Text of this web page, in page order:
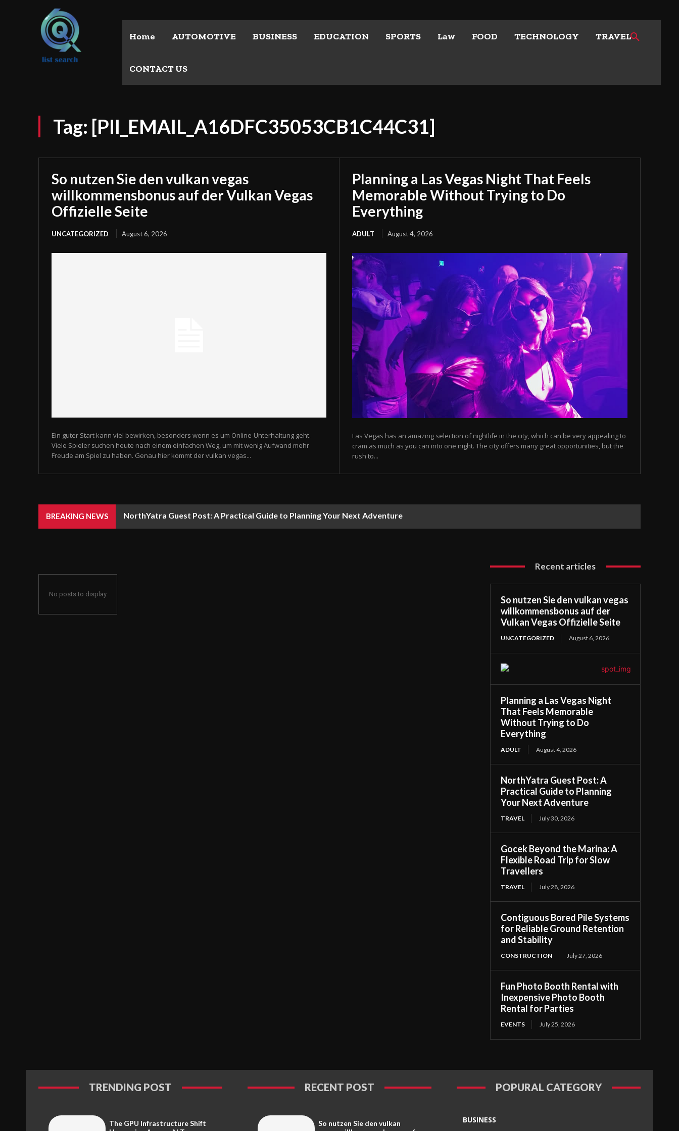
Home AUTOMOTIVE BUSINESS EDUCATION SPORTS Law FOOD TECHNOLOGY TRAVEL
CONTACT US
Tag: [PII_EMAIL_A16DFC35053CB1C44C31]
So nutzen Sie den vulkan vegas
willkommensbonus auf der Vulkan Vegas
Offizielle Seite
UNCATEGORIZED August 6, 2026
Ein guter Start kann viel bewirken, besonders wenn es um Online-Unterhaltung geht.
Viele Spieler suchen heute nach einem einfachen Weg, um mit wenig Aufwand mehr
Freude am Spiel zu haben. Genau hier kommt der vulkan vegas...
Planning a Las Vegas Night That Feels
Memorable Without Trying to Do
Everything
ADULT August 4, 2026
Las Vegas has an amazing selection of nightlife in the city, which can be very appealing to
cram as much as you can into one night. The city offers many great opportunities, but the
rush to...
BREAKING NEWS NorthYatra Guest Post: A Practical Guide to Planning Your Next Adventure
No posts to display
Recent articles
So nutzen Sie den vulkan vegas
willkommensbonus auf der
Vulkan Vegas Offizielle Seite
UNCATEGORIZED August 6, 2026
Planning a Las Vegas Night
That Feels Memorable
Without Trying to Do
Everything
ADULT August 4, 2026
NorthYatra Guest Post: A
Practical Guide to Planning
Your Next Adventure
TRAVEL July 30, 2026
Gocek Beyond the Marina: A
Flexible Road Trip for Slow
Travellers
TRAVEL July 28, 2026
Contiguous Bored Pile Systems
for Reliable Ground Retention
and Stability
CONSTRUCTION July 27, 2026
Fun Photo Booth Rental with
Inexpensive Photo Booth
Rental for Parties
EVENTS July 25, 2026
TRENDING POST
The GPU Infrastructure Shift
RECENT POST
So nutzen Sie den vulkan
POPURAL CATEGORY
BUSINESS